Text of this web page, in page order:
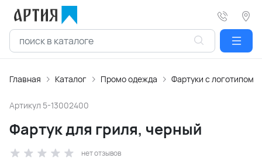
Главная Каталог Промо одежда Фартуки с логотипом
Артикул 5-13002400
Фартук для гриля, черный
нет отзывов